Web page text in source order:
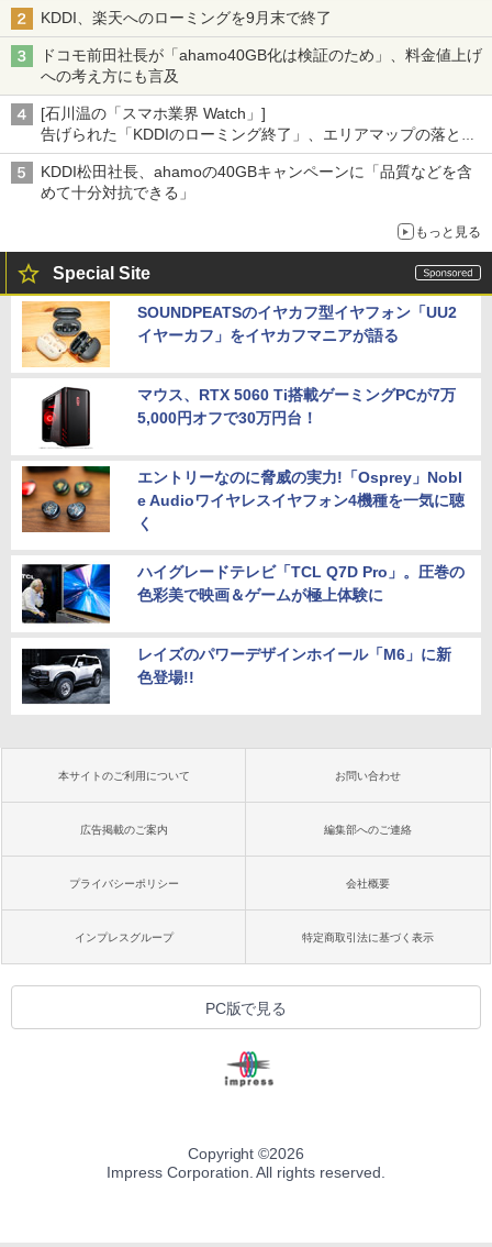
KDDI、楽天へのローミングを9月末で終了
ドコモ前田社長が「ahamo40GB化は検証のため」、料金値上げ
への考え方にも言及
[石川温の「スマホ業界 Watch」]
告げられた「KDDIのローミング終了」、エリアマップの落とし
穴と楽天モバイルの課題
KDDI松田社長、ahamoの40GBキャンペーンに「品質などを含
めて十分対抗できる」
もっと見る
Special Site
SOUNDPEATSのイヤカフ型イヤフォン「UU2
イヤーカフ」をイヤカフマニアが語る
マウス、RTX 5060 Ti搭載ゲーミングPCが7万
5,000円オフで30万円台！
エントリーなのに脅威の実力!「Osprey」Nobl
e Audioワイヤレスイヤフォン4機種を一気に聴
く
ハイグレードテレビ「TCL Q7D Pro」。圧巻の
色彩美で映画＆ゲームが極上体験に
レイズのパワーデザインホイール「M6」に新
色登場!!
本サイトのご利用について お問い合わせ
広告掲載のご案内 編集部へのご連絡
プライバシーポリシー 会社概要
インプレスグループ 特定商取引法に基づく表示
PC版で見る
Copyright ©2026
Impress Corporation. All rights reserved.